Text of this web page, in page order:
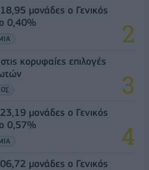
μονάδες ο Γενικός
0,40%
κορυφαίες επιλογές
μονάδες ο Γενικός
0,57%
μονάδες ο Γενικός